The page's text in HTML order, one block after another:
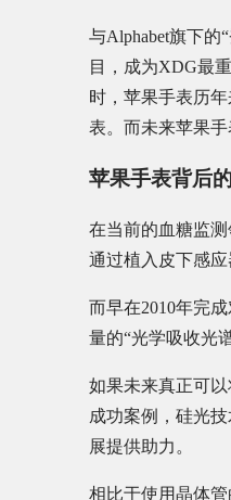
与Alphabet旗下的
目，成为XDG最
时，苹果手表历
表。而未来苹果
苹果手表背后
在当前的血糖监测
通过植入皮下感
而早在2010年完
量的“光学吸收光
如果未来真正可
成功案例，硅光
展提供助力。
相比于使用晶体